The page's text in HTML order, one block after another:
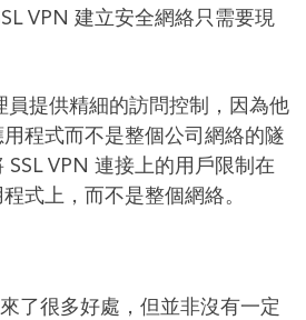
VPN 建立安全網絡只需要現
員提供精細的訪問控制，因為他
程式而不是整個公司網絡的隧
VPN 連接上的用戶限制在
式上，而不是整個網絡。
了很多好處，但並非沒有一定